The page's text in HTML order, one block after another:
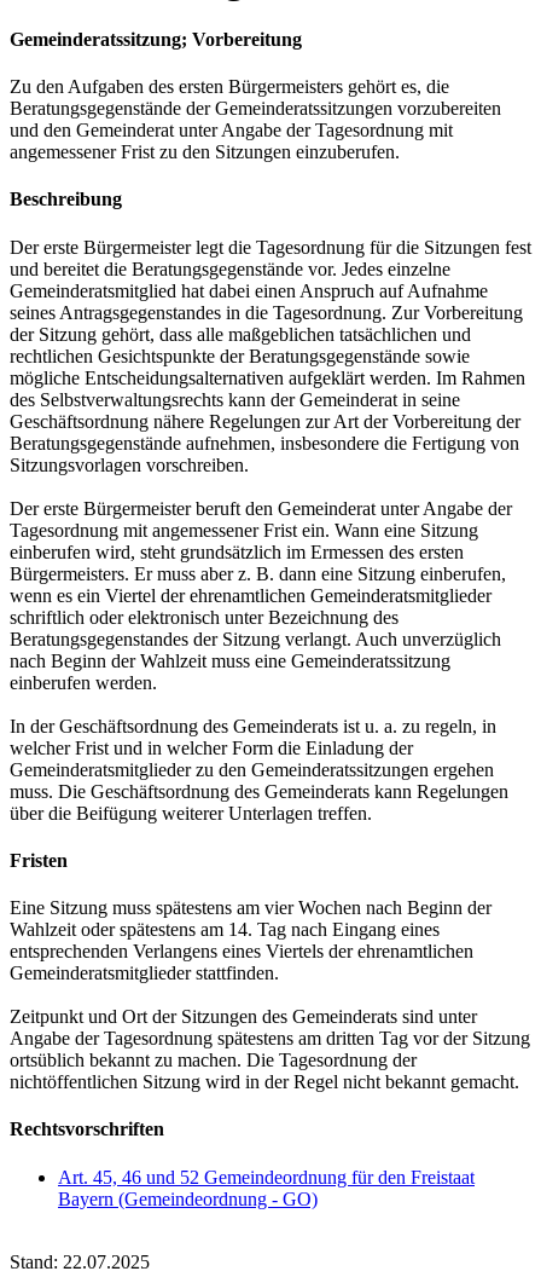
Gemeinderatssitzung; Vorbereitung
Zu den Aufgaben des ersten Bürgermeisters gehört es, die
Beratungsgegenstände der Gemeinderatssitzungen vorzubereiten
und den Gemeinderat unter Angabe der Tagesordnung mit
angemessener Frist zu den Sitzungen einzuberufen.
Beschreibung
Der erste Bürgermeister legt die Tagesordnung für die Sitzungen fest
und bereitet die Beratungsgegenstände vor. Jedes einzelne
Gemeinderatsmitglied hat dabei einen Anspruch auf Aufnahme
seines Antragsgegenstandes in die Tagesordnung. Zur Vorbereitung
der Sitzung gehört, dass alle maßgeblichen tatsächlichen und
rechtlichen Gesichtspunkte der Beratungsgegenstände sowie
mögliche Entscheidungsalternativen aufgeklärt werden. Im Rahmen
des Selbstverwaltungsrechts kann der Gemeinderat in seine
Geschäftsordnung nähere Regelungen zur Art der Vorbereitung der
Beratungsgegenstände aufnehmen, insbesondere die Fertigung von
Sitzungsvorlagen vorschreiben.
Der erste Bürgermeister beruft den Gemeinderat unter Angabe der
Tagesordnung mit angemessener Frist ein. Wann eine Sitzung
einberufen wird, steht grundsätzlich im Ermessen des ersten
Bürgermeisters. Er muss aber z. B. dann eine Sitzung einberufen,
wenn es ein Viertel der ehrenamtlichen Gemeinderatsmitglieder
schriftlich oder elektronisch unter Bezeichnung des
Beratungsgegenstandes der Sitzung verlangt. Auch unverzüglich
nach Beginn der Wahlzeit muss eine Gemeinderatssitzung
einberufen werden.
In der Geschäftsordnung des Gemeinderats ist u. a. zu regeln, in
welcher Frist und in welcher Form die Einladung der
Gemeinderatsmitglieder zu den Gemeinderatssitzungen ergehen
muss. Die Geschäftsordnung des Gemeinderats kann Regelungen
über die Beifügung weiterer Unterlagen treffen.
Fristen
Eine Sitzung muss spätestens am vier Wochen nach Beginn der
Wahlzeit oder spätestens am 14. Tag nach Eingang eines
entsprechenden Verlangens eines Viertels der ehrenamtlichen
Gemeinderatsmitglieder stattfinden.
Zeitpunkt und Ort der Sitzungen des Gemeinderats sind unter
Angabe der Tagesordnung spätestens am dritten Tag vor der Sitzung
ortsüblich bekannt zu machen. Die Tagesordnung der
nichtöffentlichen Sitzung wird in der Regel nicht bekannt gemacht.
Rechtsvorschriften
Art. 45, 46 und 52 Gemeindeordnung für den Freistaat
Bayern (Gemeindeordnung - GO)
Stand: 22.07.2025